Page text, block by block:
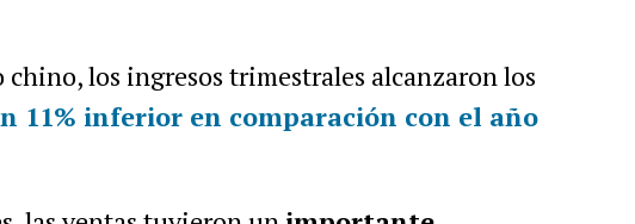
los ingresos trimestrales alcanzaron los
11% inferior en comparación con el año